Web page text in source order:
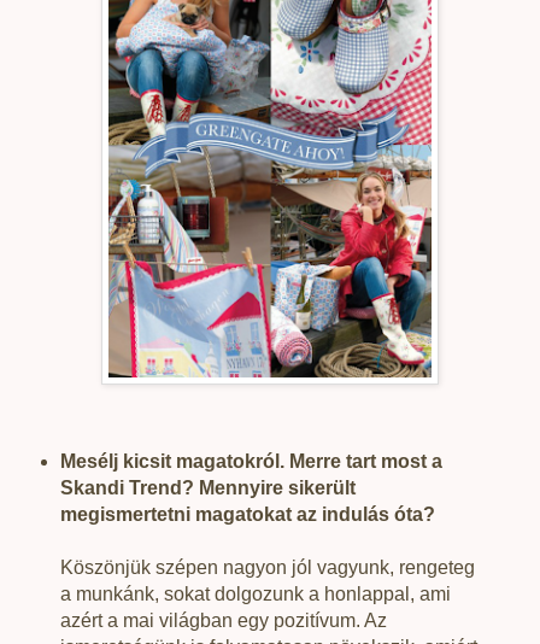
Mesélj kicsit magatokról. Merre tart most a
Skandi Trend? Mennyire sikerült
megismertetni magatokat az indulás óta?
Köszönjük szépen nagyon jól vagyunk, rengeteg
a munkánk, sokat dolgozunk a honlappal, ami
azért a mai világban egy pozitívum. Az